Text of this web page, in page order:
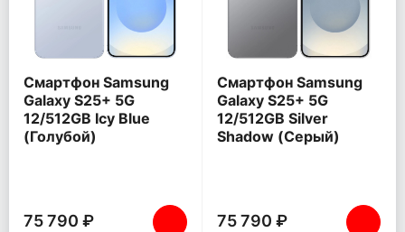
Смартфон Samsung
Galaxy S25+ 5G
12/512GB Icy Blue
(Голубой)
75 790 ₽
Смартфон Samsung
Galaxy S25+ 5G
12/512GB Silver
Shadow (Серый)
75 790 ₽